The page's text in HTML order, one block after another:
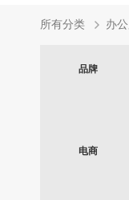
所有分类 办
品牌
电商